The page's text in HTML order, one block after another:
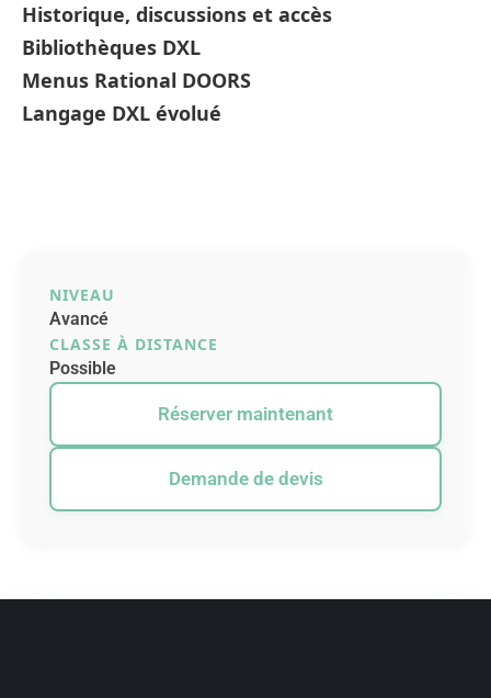
Historique, discussions et accès
Bibliothèques DXL
Menus Rational DOORS
Langage DXL évolué
NIVEAU
Avancé
CLASSE À DISTANCE
Possible
Réserver maintenant
Demande de devis